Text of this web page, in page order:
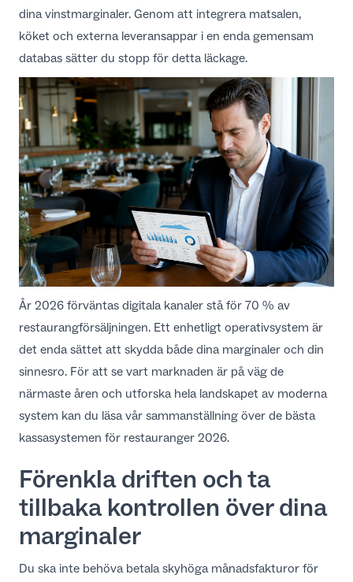
dina vinstmarginaler. Genom att integrera matsalen,
köket och externa leveransappar i en enda gemensam
databas sätter du stopp för detta läckage.
År 2026 förväntas digitala kanaler stå för 70 % av
restaurangförsäljningen. Ett enhetligt operativsystem är
det enda sättet att skydda både dina marginaler och din
sinnesro. För att se vart marknaden är på väg de
närmaste åren och utforska hela landskapet av moderna
system kan du läsa vår sammanställning över de bästa
kassasystemen för restauranger 2026.
Förenkla driften och ta
tillbaka kontrollen över dina
marginaler
Du ska inte behöva betala skyhöga månadsfakturor för